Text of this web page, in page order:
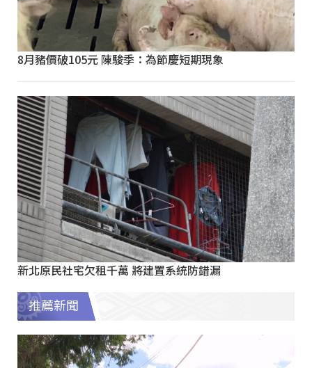
8月豬價破105元 陳駿季：為節慶短期現象
新北原民社宅欠租千萬 將建置系統防錯漏
推薦新聞